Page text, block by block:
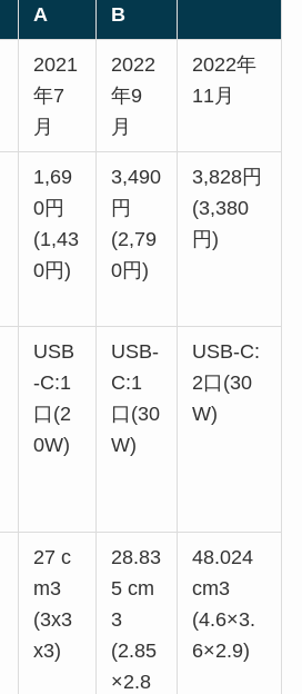
A
B
2021
年7
月
2022
年9
月
2022年
11月
1,69
0円
(1,43
0円)
3,490
円
(2,79
0円)
3,828円
(3,380
円)
USB
-C:1
口(2
0W)
USB-
C:1
口(30
W)
USB-C:
2口(30
W)
27 c
m3
(3x3
x3)
28.83
5 cm
3
(2.85
×2.8
48.024
cm3
(4.6×3.
6×2.9)